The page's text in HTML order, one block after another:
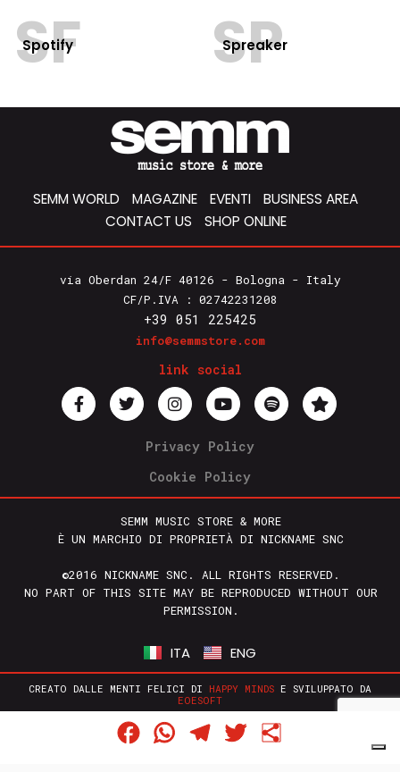
SF
Spotify SP
Spreaker
SEMM WORLD MAGAZINE EVENTI
BUSINESS AREA
CONTACT US
SHOP ONLINE
via Oberdan 24/F 40126 - Bologna - Italy
CF/P.IVA : 02742231208
+39 051 225425
info@semmstore.com
link social
Privacy Policy
Cookie Policy
SEMM MUSIC STORE & MORE
È UN MARCHIO DI PROPRIETÀ DI NICKNAME SNC
©2016 NICKNAME SNC. ALL RIGHTS RESERVED.
NO PART OF THIS SITE MAY BE REPRODUCED WITHOUT OUR
PERMISSION.
ITA ENG
CREATO DALLE MENTI FELICI DI HAPPY MINDS E SVILUPPATO DA
EOESOFT
FacebookWhatsAppTelegram
Twitter